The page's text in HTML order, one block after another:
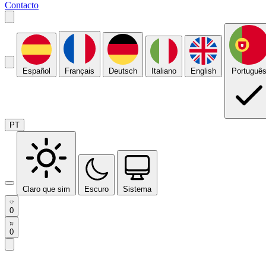
Contacto
Español Français Deutsch Italiano English Português
PT
Claro que sim Escuro Sistema
0
0